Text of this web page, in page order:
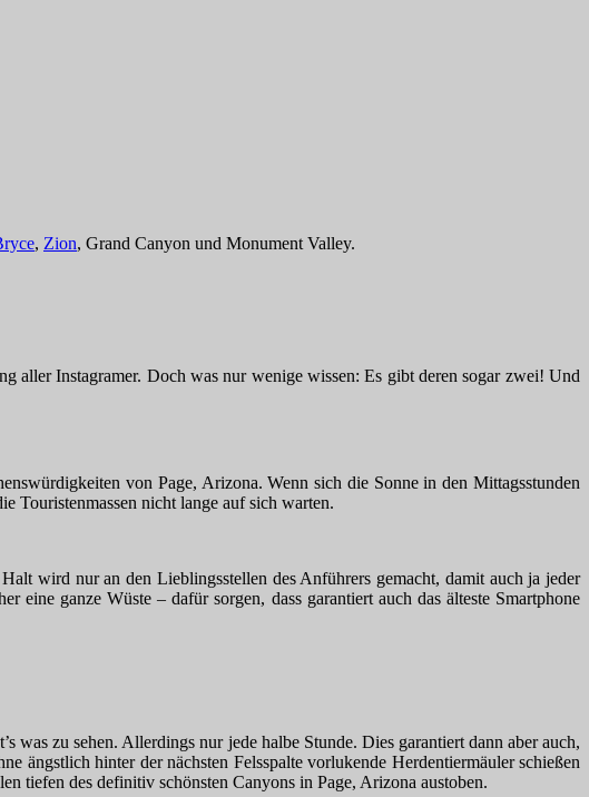
, Zion, Grand Canyon und Monument Valley.
aller Instagramer. Doch was nur wenige wissen: Es gibt deren sogar zwei! Und
von Page, Arizona. Wenn sich die Sonne in den Mittagsstunden
Touristenmassen nicht lange auf sich warten.
wird nur an den Lieblingsstellen des Anführers gemacht, damit auch ja jeder
ganze Wüste – dafür sorgen, dass garantiert auch das älteste Smartphone
zu sehen. Allerdings nur jede halbe Stunde. Dies garantiert dann aber auch,
ängstlich hinter der nächsten Felsspalte vorlukende Herdentiermäuler schießen
tiefen des definitiv schönsten Canyons in Page, Arizona austoben.